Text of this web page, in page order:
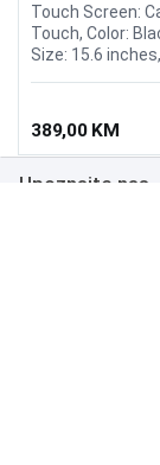
Touch Screen:
Touch, Color:
Size: 15.6
H150°/V130°,
Resolution):
Power: 12V,
Signal: RGB
389,00 KM
Upoznajte nas